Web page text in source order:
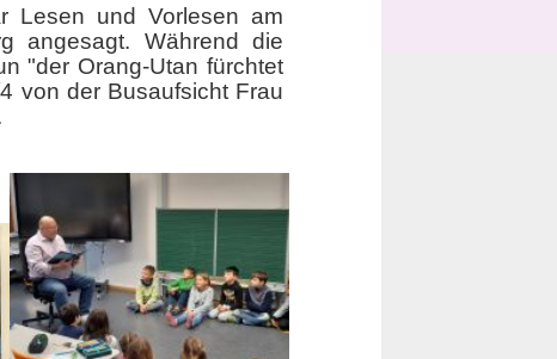
Lesen und Vorlesen am
angesagt. Während die
"der Orang-Utan fürchtet
von der Busaufsicht Frau